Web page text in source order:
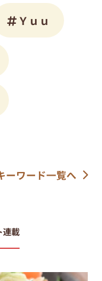
Ｙｕｕ
ーワード一覧へ
連載